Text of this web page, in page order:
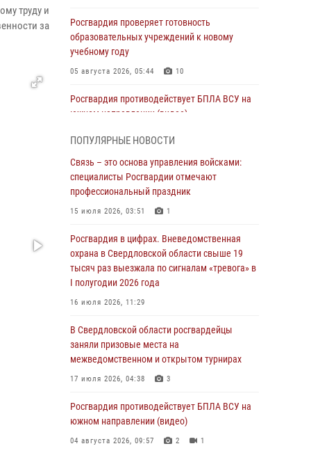
труду и
за
Росгвардия проверяет готовность
образовательных учреждений к новому
учебному году
05 августа 2026, 05:44 10
Росгвардия противодействует БПЛА ВСУ на
южном направлении (видео)
Росгвардия приняла участие в обеспечении
безопасности Дня города в Екатеринбурге
03 августа 2026, 07:43 3
межведомственном антитеррористическом
учении в Свердловской области
31 июля 2026, 12:27 1
Росгвардия обеспечивает безопасность
31 июля 2026, 06:56 1
Представитель Управления Росгвардии по
Свердловской области рассказал об итогах
телекомпании «Телекон»
30 июля 2026, 11:33 1
ПОПУЛЯРНЫЕ НОВОСТИ
Связь – это основа управления войсками:
специалисты Росгвардии отмечают
профессиональный праздник
15 июля 2026, 03:51 1
Росгвардия в цифрах. Вневедомственная
охрана в Свердловской области свыше 19
тысяч раз выезжала по сигналам «тревога» в
I полугодии 2026 года
16 июля 2026, 11:29
В Свердловской области росгвардейцы
заняли призовые места на
межведомственном и открытом турнирах
17 июля 2026, 04:38 3
Росгвардия противодействует БПЛА ВСУ на
южном направлении (видео)
04 августа 2026, 09:57 2 1